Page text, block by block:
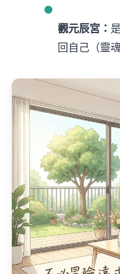
●
觀元辰宮：
回自己（靈